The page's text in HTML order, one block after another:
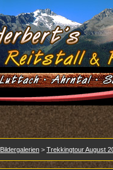
Bildergalerien > Trekkingtour August